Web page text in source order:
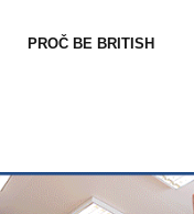
PROČ BE BRITISH